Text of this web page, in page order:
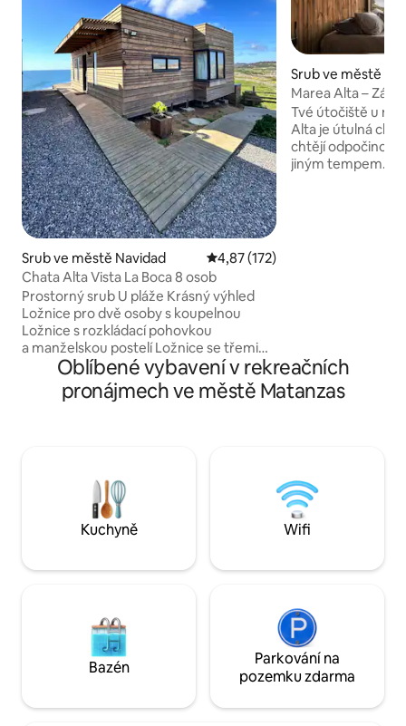
Srub ve městě Navidad Průměrné hodnocení 4,87 z 5,
4,87 (172)
Chata Alta Vista La Boca 8 osob
Prostorný srub U pláže Krásný výhled
Ložnice pro dvě osoby s koupelnou
Ložnice s rozkládací pohovkou
a manželskou postelí Ložnice se třemi
patrovými postelemi Dvě koupelny
Americká kuchyň s plynovou varnou
deskou, elektrickou troubou,
Bosca (včetně palivového dřeva)
Uzavřené quincho s okny a jídelnou na
terase Zpevněný přístup, vhodný pro
všechna vozidla
Srub ve městě
Marea Alta –
Tvé útočiště u moře
Alta je útulná
chtějí odpočinout
jiným tempem. Výhled na moře, hřejivá
Oblíbené vybavení v rekreačních
pronájmech ve městě Matanzas
Kuchyně Wifi
Bazén
Parkování na
pozemku zdarma